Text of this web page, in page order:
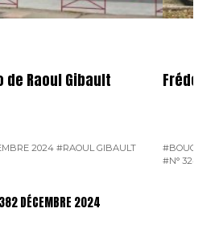
Raoul Gibault
2024 #RAOUL GIBAULT
#N° 324
DÉCEMBRE 2024